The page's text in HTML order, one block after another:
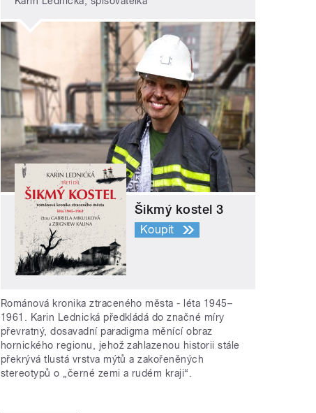
Šikmý kostel 3
Koupit
Románová kronika ztraceného města - léta 1945–
1961. Karin Lednická předkládá do značné míry
převratný, dosavadní paradigma měnící obraz
hornického regionu, jehož zahlazenou historii stále
překrývá tlustá vrstva mýtů a zakořeněných
stereotypů o „černé zemi a rudém kraji“.